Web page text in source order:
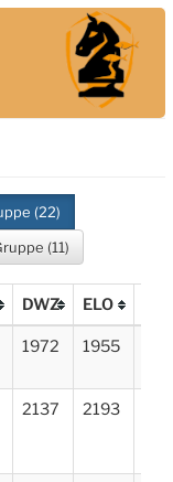
(22)
(11)
DWZ ELO
1972 1955
2137 2193